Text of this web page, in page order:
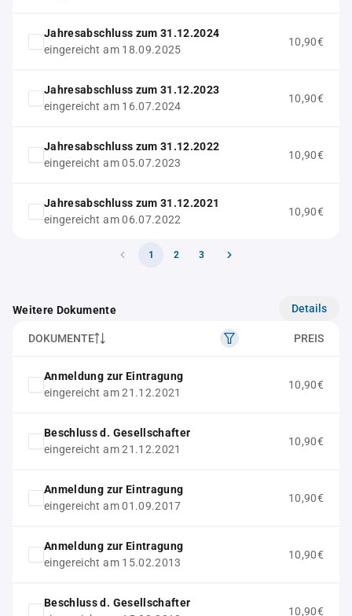
Jahresabschluss zum 31.12.2024
eingereicht am 18.09.2025
10,90€
Jahresabschluss zum 31.12.2023
eingereicht am 16.07.2024
10,90€
Jahresabschluss zum 31.12.2022
eingereicht am 05.07.2023
10,90€
Jahresabschluss zum 31.12.2021
eingereicht am 06.07.2022
10,90€
1 2 3
Weitere Dokumente Details
DOKUMENTE PREIS
Anmeldung zur Eintragung
eingereicht am 21.12.2021
10,90€
Beschluss d. Gesellschafter
eingereicht am 21.12.2021
10,90€
Anmeldung zur Eintragung
eingereicht am 01.09.2017
10,90€
Anmeldung zur Eintragung
eingereicht am 15.02.2013
10,90€
Beschluss d. Gesellschafter
10,90€